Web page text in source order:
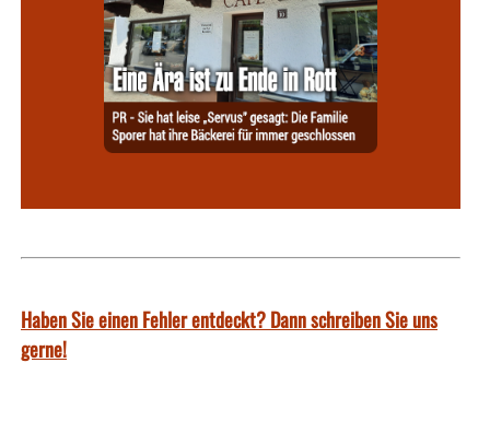
Haben Sie einen Fehler entdeckt? Dann schreiben Sie uns
gerne!